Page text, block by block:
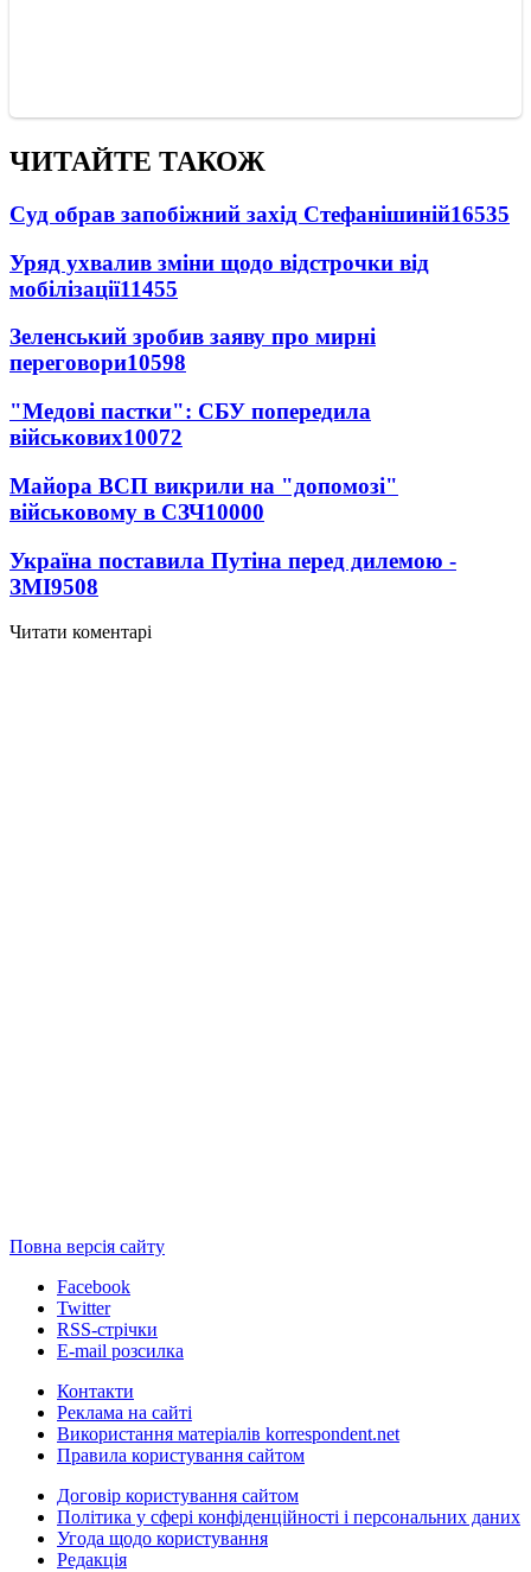
ЧИТАЙТЕ ТАКОЖ
Суд обрав запобіжний захід Стефанішиній16535
Уряд ухвалив зміни щодо відстрочки від
мобілізації11455
Зеленський зробив заяву про мирні
переговори10598
"Медові пастки": СБУ попередила
військових10072
Майора ВСП викрили на "допомозі"
військовому в СЗЧ10000
Україна поставила Путіна перед дилемою -
ЗМІ9508
Читати коментарі
Повна версія сайту
Facebook
Twitter
RSS-стрічки
E-mail розсилка
Контакти
Реклама на сайті
Використання матеріалів korrespondent.net
Правила користування сайтом
Договір користування сайтом
Політика у сфері конфіденційності і персональних даних
Угода щодо користування
Редакція